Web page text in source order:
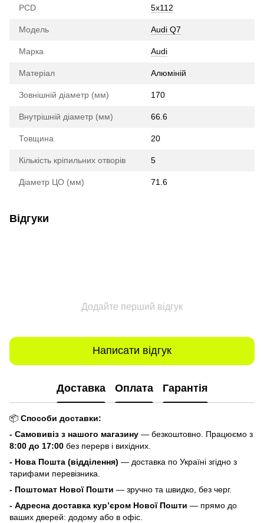
PCD 5x112
Модель Audi Q7
Марка Audi
Матеріал Алюміній
Зовнішній діаметр (мм) 170
Внутрішній діаметр (мм) 66.6
Товщина 20
Кількість кріпильних отворів 5
Діаметр ЦО (мм) 71.6
Відгуки
Додайте перший відгук
Написати відгук
Доставка Оплата Гарантія
📦 Способи доставки:
- Самовивіз з нашого магазину — безкоштовно. Працюємо з
8:00 до 17:00 без перерв і вихідних.
- Нова Пошта (відділення) — доставка по Україні згідно з
тарифами перевізника.
- Поштомат Нової Пошти — зручно та швидко, без черг.
- Адресна доставка кур’єром Нової Пошти — прямо до
ваших дверей: додому або в офіс.